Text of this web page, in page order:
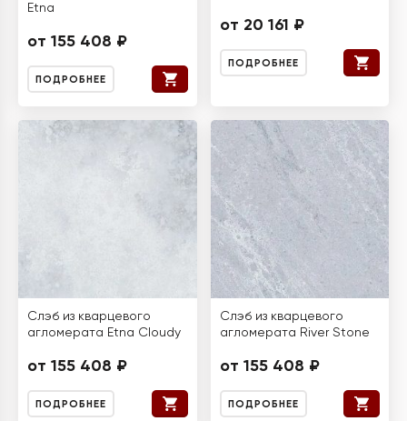
Etna
от 155 408 ₽
ПОДРОБНЕЕ
от 20 161 ₽
ПОДРОБНЕЕ
Слэб из кварцевого
агломерата Etna Cloudy
от 155 408 ₽
ПОДРОБНЕЕ
Слэб из кварцевого
агломерата River Stone
от 155 408 ₽
ПОДРОБНЕЕ